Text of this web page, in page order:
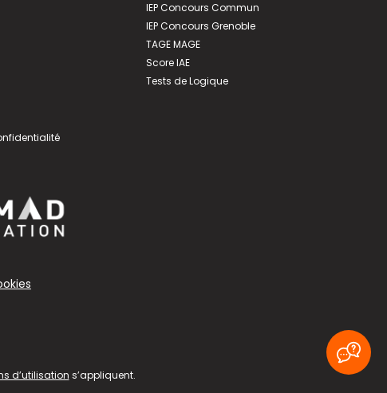
IEP Concours Commun
IEP Concours Grenoble
TAGE MAGE
Score IAE
Tests de Logique
d’utilisation s’appliquent.